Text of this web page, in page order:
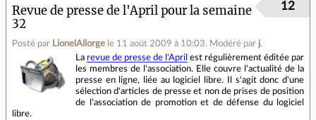
Revue de presse de l'April pour la semaine
32
Posté par LionelAllorge le 11 août 2009 à 10:03. Modéré par j.
12
La revue de presse de l'April est régulièrement éditée par
les membres de l'association. Elle couvre l'actualité de la
presse en ligne, liée au logiciel libre. Il s'agit donc d'une
sélection d'articles de presse et non de prises de position
de l'association de promotion et de défense du logiciel
libre.